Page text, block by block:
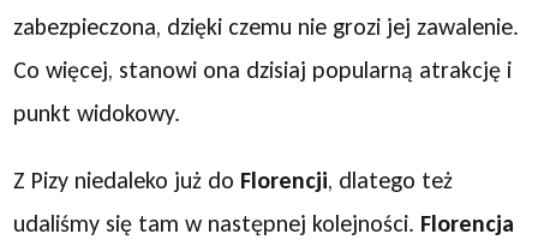
zabezpieczona, dzięki czemu nie grozi jej zawalenie.
Co więcej, stanowi ona dzisiaj popularną atrakcję i
punkt widokowy.
Z Pizy niedaleko już do Florencji, dlatego też
udaliśmy się tam w następnej kolejności. Florencja